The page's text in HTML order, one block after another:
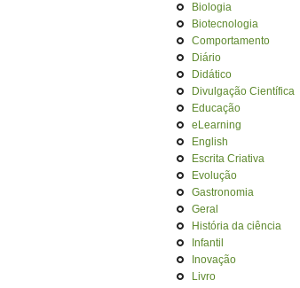
Biologia
Biotecnologia
Comportamento
Diário
Didático
Divulgação Científica
Educação
eLearning
English
Escrita Criativa
Evolução
Gastronomia
Geral
História da ciência
Infantil
Inovação
Livro